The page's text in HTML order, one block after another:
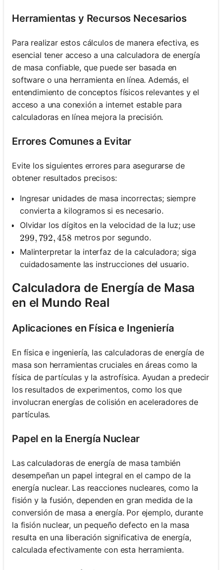
Herramientas y Recursos Necesarios
Para realizar estos cálculos de manera efectiva, es
esencial tener acceso a una calculadora de energía
de masa confiable, que puede ser basada en
software o una herramienta en línea. Además, el
entendimiento de conceptos físicos relevantes y el
acceso a una conexión a internet estable para
calculadoras en línea mejora la precisión.
Errores Comunes a Evitar
Evite los siguientes errores para asegurarse de
obtener resultados precisos:
Ingresar unidades de masa incorrectas; siempre
convierta a kilogramos si es necesario.
Olvidar los dígitos en la velocidad de la luz; use
299,792,458
299, 792,458 metros por segundo.
Malinterpretar la interfaz de la calculadora; siga
cuidadosamente las instrucciones del usuario.
Calculadora de Energía de Masa
en el Mundo Real
Aplicaciones en Física e Ingeniería
En física e ingeniería, las calculadoras de energía de
masa son herramientas cruciales en áreas como la
física de partículas y la astrofísica. Ayudan a predecir
los resultados de experimentos, como los que
involucran energías de colisión en aceleradores de
partículas.
Papel en la Energía Nuclear
Las calculadoras de energía de masa también
desempeñan un papel integral en el campo de la
energía nuclear. Las reacciones nucleares, como la
fisión y la fusión, dependen en gran medida de la
conversión de masa a energía. Por ejemplo, durante
la fisión nuclear, un pequeño defecto en la masa
resulta en una liberación significativa de energía,
calculada efectivamente con esta herramienta.